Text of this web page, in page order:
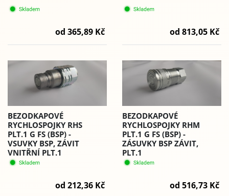
od 365,89 Kč od 813,05 Kč
BEZODKAPOVÉ
RYCHLOSPOJKY RHS
PLT.1 G FS (BSP) -
VSUVKY BSP, ZÁVIT
VNITŘNÍ PLT.1
od 212,36 Kč
BEZODKAPOVÉ
RYCHLOSPOJKY RHM
PLT.1 G FS (BSP) -
ZÁSUVKY BSP ZÁVIT,
PLT.1
od 516,73 Kč